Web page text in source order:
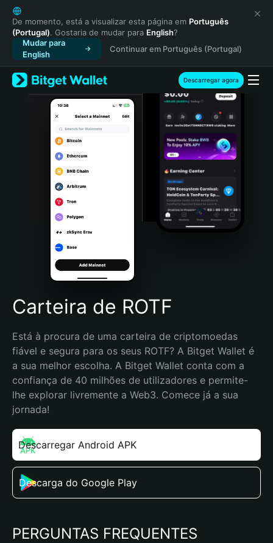
English
日本語
Tiếng Việt
Русский
Español (Latinoamérica)
Türkçe
Italiano
Português (Portugal)
Bahasa Indonesia
Português (Brasil)
Español (Argentina)
De momento, está a visualizar esta página em Português
(Portugal). Gostaria de mudar para English?
Mudar para
English
Continuar em Português (Portugal)
Descarregar agora
Carteira de ROTF
Está à procura de uma carteira de criptomoedas
fiável e segura para os seus ROTF? A Bitget Wallet é
a sua melhor escolha. A Bitget Wallet conta com a
confiança de 40 milhões de utilizadores e permite-
lhe explorar livremente a Web3. Comece já a sua
jornada!
Descarregar Android APK
Descarga do Google Play
PERGUNTAS FREQUENTES